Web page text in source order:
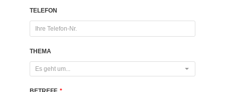
TELEFON
THEMA
Es geht um...